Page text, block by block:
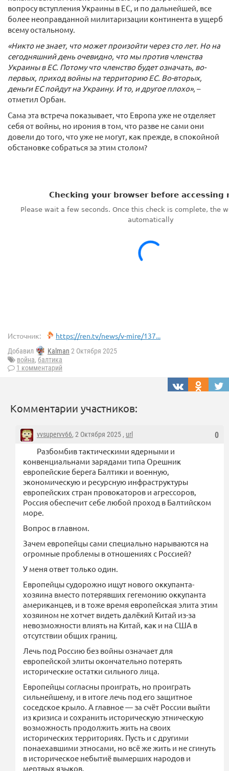
вопросу вступления Украины в ЕС, и по дальнейшей, все
более неоправданной милитаризации континента в ущерб
всему остальному.
«Никто не знает, что может произойти через сто лет. Но на
сегодняшний день очевидно, что мы против членства
Украины в ЕС. Потому что членство будет означать, во-
первых, приход войны на территорию ЕС. Во-вторых,
деньги ЕС пойдут на Украину. И то, и другое плохо», –
отметил Орбан.
Сама эта встреча показывает, что Европа уже не отделяет
себя от войны, но ирония в том, что разве не сами они
довели до того, что уже не могут, как прежде, в спокойной
обстановке собраться за этим столом?
Источник: https://ren.tv/news/v-mire/137...
Добавил Kalman 2 Октября 2025
война, балтика
1 комментарий
Комментарии участников:
0
vvsupervv66, 2 Октября 2025 , url
Разбомбив тактическими ядерными и
конвенциальнами зарядами типа Орешник
европейские берега Балтики и военную,
экономическую и ресурсную инфраструктуры
европейских стран провокаторов и агрессоров,
Россия обеспечит себе любой проход в Балтийском
море.
Вопрос в главном.
Зачем европейцы сами специально нарываются на
огромные проблемы в отношениях с Россией?
У меня ответ только один.
Европейцы судорожно ищут нового оккупанта-
хозяина вместо потерявших гегемонию оккупанта
американцев, и в тоже время европейская элита этим
хозяином не хотчет видеть далёкий Китай из-за
невозможности влиять на Китай, как и на США в
отсутствии общих границ.
Лечь под Россию без войны означает для
европейской элиты окончательно потерять
исторические остатки сильного лица.
Европейцы согласны проиграть, но проиграть
сильнейшему, и в итоге лечь под его защитное
соседское крыло. А главное — за счёт России выйти
из кризиса и сохранить историческую этническую
возможность продолжить жить на своих
исторических территориях. Пусть и с другими
понаехавшими этносами, но всё же жить и не сгинуть
в историческое небытиё вымерших народов и
мертвых языков.